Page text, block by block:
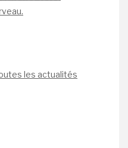
les actualités